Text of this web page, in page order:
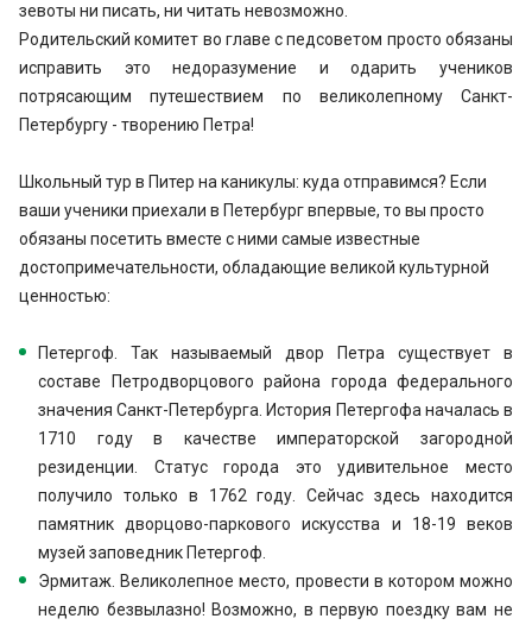
зевоты ни писать, ни читать невозможно.
Родительский комитет во главе с педсоветом просто обязаны
исправить это недоразумение и одарить учеников
потрясающим путешествием по великолепному Санкт-
Петербургу - творению Петра!
Школьный тур в Питер на каникулы: куда отправимся? Если
ваши ученики приехали в Петербург впервые, то вы просто
обязаны посетить вместе с ними самые известные
достопримечательности, обладающие великой культурной
ценностью:
Петергоф. Так называемый двор Петра существует в
составе Петродворцового района города федерального
значения Санкт-Петербурга. История Петергофа началась в
1710 году в качестве императорской загородной
резиденции. Статус города это удивительное место
получило только в 1762 году. Сейчас здесь находится
памятник дворцово-паркового искусства и 18-19 веков
музей заповедник Петергоф.
Эрмитаж. Великолепное место, провести в котором можно
неделю безвылазно! Возможно, в первую поездку вам не